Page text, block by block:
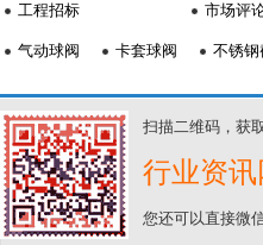
工程招标 市场评
气动球阀 卡套球阀 不锈钢
扫描二维码，获
行业资讯
您还可以直接微